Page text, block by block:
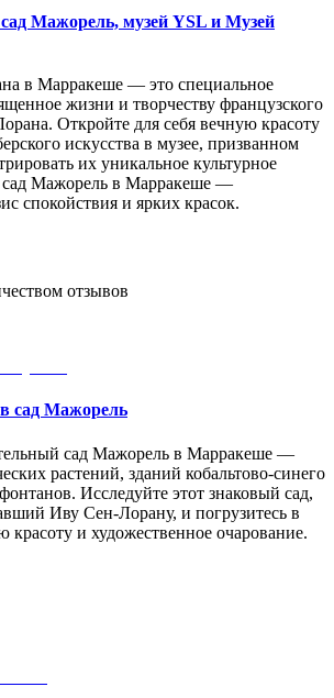
Мажорель, музей YSL и Музей
в Марракеше — это специальное
жизни и творчеству французского
Откройте для себя вечную красоту
искусства в музее, призванном
их уникальное культурное
сад Мажорель в Марракеше —
спокойствия и ярких красок.
отзывов
сад Мажорель
сад Мажорель в Марракеше —
растений, зданий кобальтово-синего
Исследуйте этот знаковый сад,
Иву Сен-Лорану, и погрузитесь в
красоту и художественное очарование.